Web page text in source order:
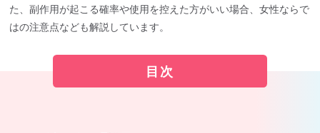
た、副作用が起こる確率や使用を控えた方がいい場合、女性ならで
はの注意点なども解説しています。
目次